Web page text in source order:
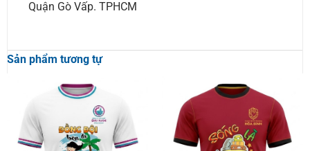
Quận Gò Vấp. TPHCM
Sản phẩm tương tự